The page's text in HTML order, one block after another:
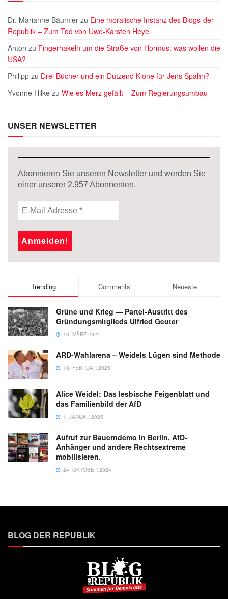
Dr. Marianne Bäumler zu Eine moralische Instanz des Blogs-der-
Republik – Zum Tod von Uwe-Karsten Heye
Anton zu Fingerhakeln um die Straße von Hormus: was wollen die
USA?
Philipp zu Drei Bücher und ein Dutzend Klone für Jens Spahn?
Yvonne Hilke zu Wie es Merz gefällt – Zum Regierungsumbau
UNSER NEWSLETTER
Abonnieren Sie unseren Newsletter und werden Sie
einer unserer 2.957 Abonnenten.
Trending Comments Neueste
Grüne und Krieg — Partei-Austritt des
Gründungsmitglieds Ulfried Geuter
18. MÄRZ 2024
ARD-Wahlarena – Weidels Lügen sind Methode
18. FEBRUAR 2025
Alice Weidel: Das lesbische Feigenblatt und
das Familienbild der AfD
1. JANUAR 2025
Aufruf zur Bauerndemo in Berlin, AfD-
Anhänger und andere Rechtsextreme
mobilisieren.
24. OKTOBER 2024
BLOG DER REPUBLIK